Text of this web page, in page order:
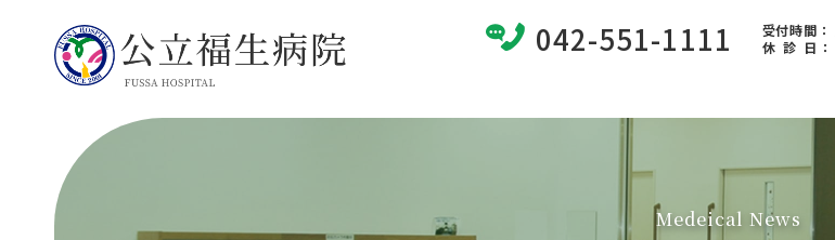
042-551-1111 受付時間：
休 診 日 ：
Medeical News